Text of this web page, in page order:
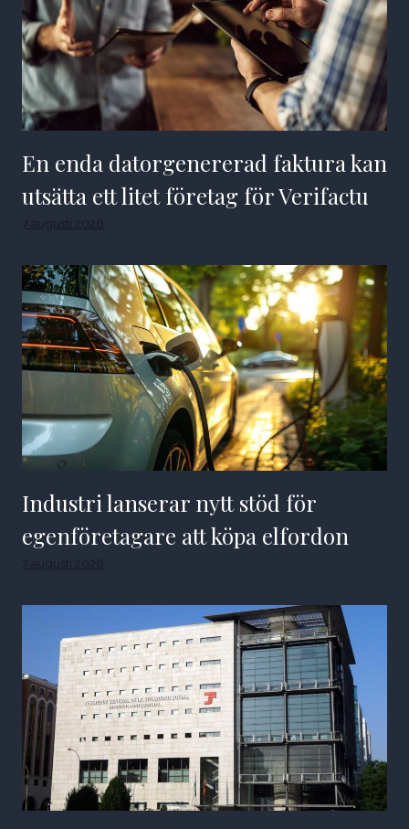
En enda datorgenererad faktura kan
utsätta ett litet företag för Verifactu
7 augusti 2026
Industri lanserar nytt stöd för
egenföretagare att köpa elfordon
7 augusti 2026